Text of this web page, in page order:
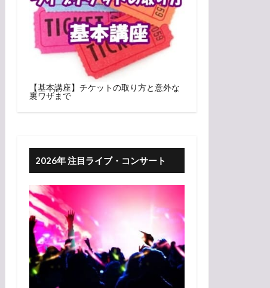
【基本講座】チケットの取り方と意外な
裏ワザまで
2026年 注目ライブ・コンサート